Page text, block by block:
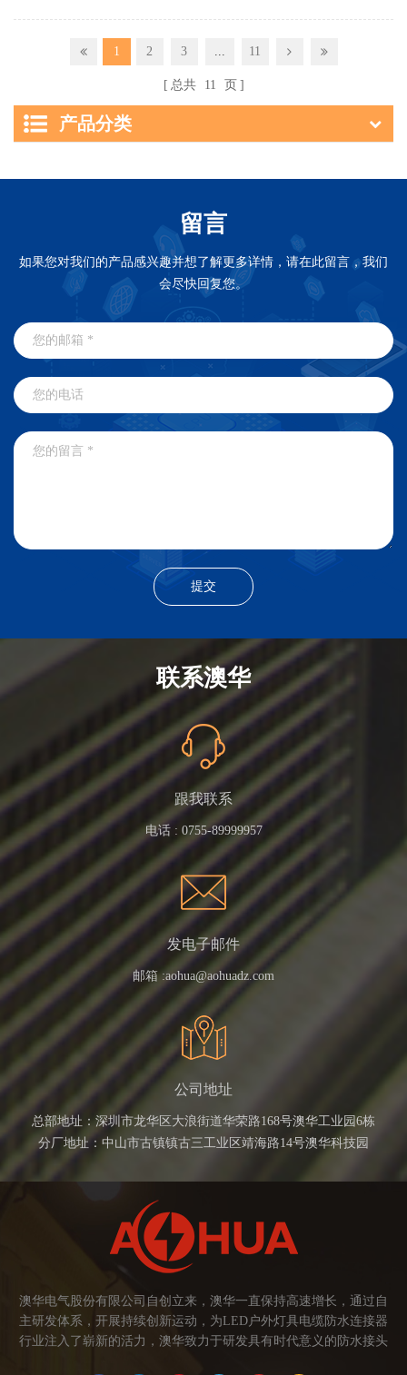
1 2 3 ... 11
总共 11 页
产品分类
留言
如果您对我们的产品感兴趣并想了解更多详情，请在此留言，我们
会尽快回复您。
联系澳华
跟我联系
电话 : 0755-89999957
发电子邮件
邮箱 :aohua@aohuadz.com
公司地址
总部地址：深圳市龙华区大浪街道华荣路168号澳华工业园6栋
分厂地址：中山市古镇镇古三工业区靖海路14号澳华科技园
澳华电气股份有限公司自创立来，澳华一直保持高速增长，通过自
主研发体系，开展持续创新运动，为LED户外灯具电缆防水连接器
行业注入了崭新的活力，澳华致力于研发具有时代意义的防水接头